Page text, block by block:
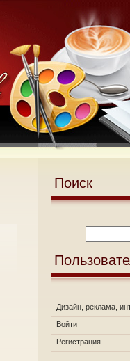
Поиск
Дизайн, реклама,
Войти
Регистрация